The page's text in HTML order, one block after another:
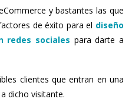
y bastantes las que
de éxito para el diseño
redes sociales para darte a
clientes que entran en una
dicho visitante.